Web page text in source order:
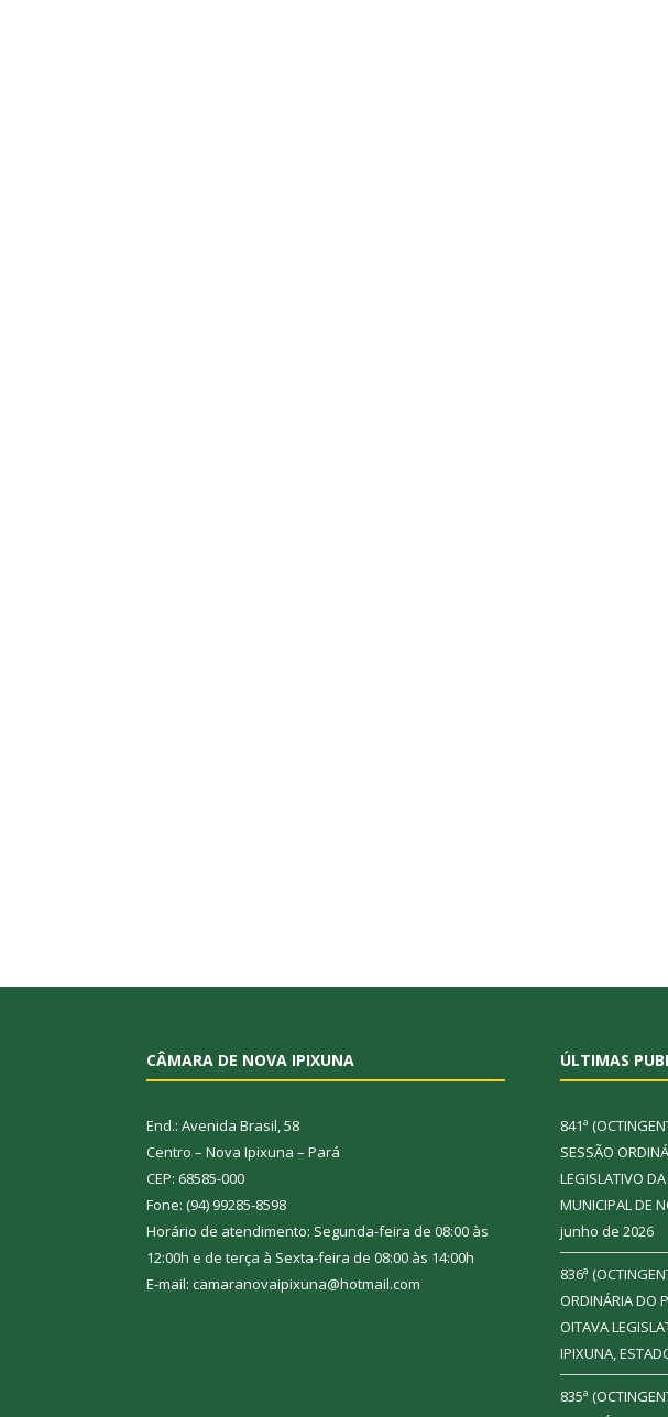
CÂMARA DE NOVA IPIXUNA
End.: Avenida Brasil, 58
Centro – Nova Ipixuna – Pará
CEP: 68585-000
Fone: (94) 99285-8598
Horário de atendimento: Segunda-feira de 08:00 às
12:00h e de terça à Sexta-feira de 08:00 às 14:00h
E-mail: camaranovaipixuna@hotmail.com
ÚLTIMAS
841ª
SESSÃO
LEGISLATIVO
MUNICIPAL DE
junho de 2026
836ª
ORDINÁRIA DO
OITAVA
IPIXUNA,
835ª